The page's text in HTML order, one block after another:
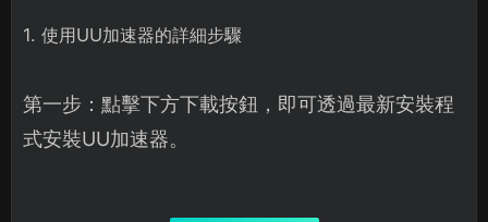
1. 使用UU加速器的詳細步驟
第一步：點擊下方下載按鈕，即可透過最新安裝程
式安裝UU加速器。